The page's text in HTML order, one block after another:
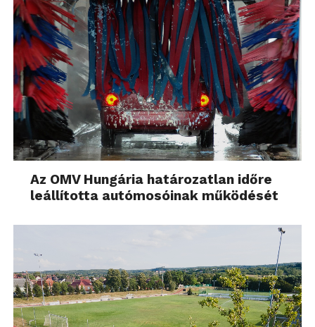
Az OMV Hungária határozatlan időre
leállította autómosóinak működését